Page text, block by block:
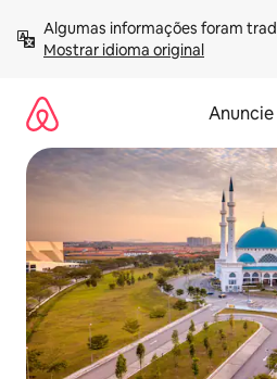
para
Mostrar idioma original